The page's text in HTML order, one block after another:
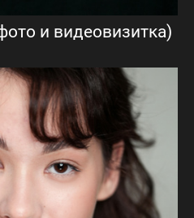
и видеовизитка)